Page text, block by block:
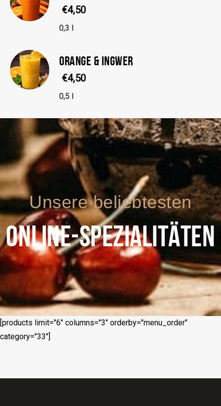
€4,50
0,3 l
ORANGE & INGWER
€4,50
0,5 l
Unsere beliebtesten
ONLINE-SPEZIALITÄTEN
[products limit="6" columns="3" orderby="menu_order"
category="33"]